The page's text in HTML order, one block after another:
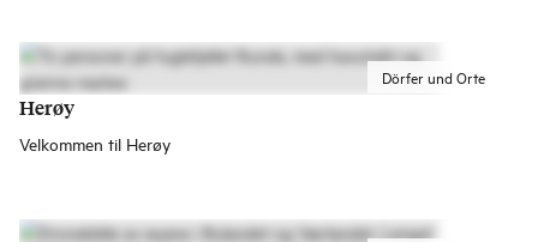
Dörfer und Orte
Herøy
Velkommen til Herøy